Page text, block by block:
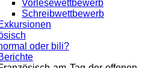
Vorlesewettbewerb
Schreibwettbewerb
oder bili?